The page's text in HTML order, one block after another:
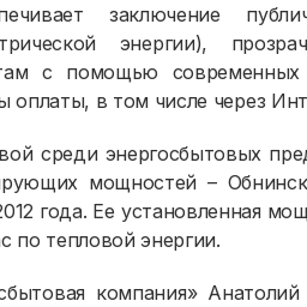
заключение
энергии),
с помощью современных
оплаты, в том числе через
среди энергосбытовых
мощностей –
года. Ее установленная
по тепловой энергии.
компания»